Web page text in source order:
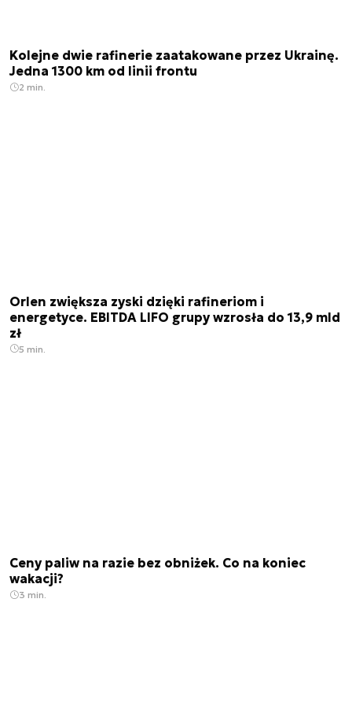
Kolejne dwie rafinerie zaatakowane przez Ukrainę.
Jedna 1300 km od linii frontu
2 min.
Orlen zwiększa zyski dzięki rafineriom i
energetyce. EBITDA LIFO grupy wzrosła do 13,9 mld
zł
5 min.
Ceny paliw na razie bez obniżek. Co na koniec
wakacji?
3 min.